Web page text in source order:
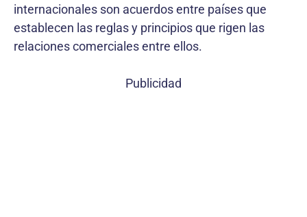
internacionales son acuerdos entre países que
establecen las reglas y principios que rigen las
relaciones comerciales entre ellos.
Publicidad